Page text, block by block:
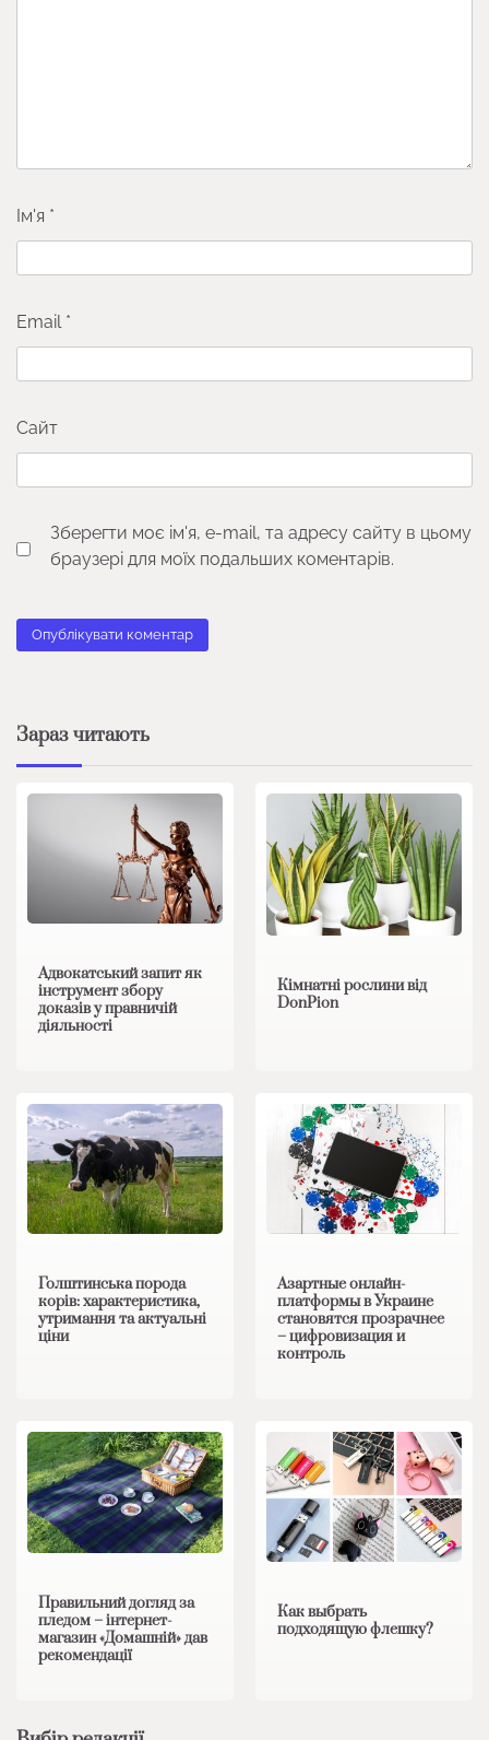
Ім'я *
Email *
Сайт
Зберегти моє ім'я, e-mail, та адресу сайту в цьому
браузері для моїх подальших коментарів.
Зараз читають
Адвокатський запит як
інструмент збору
доказів у правничій
діяльності
Кімнатні рослини від
DonPion
Голштинська порода
корів: характеристика,
утримання та актуальні
ціни
Азартные онлайн-
платформы в Украине
становятся прозрачнее
– цифровизация и
контроль
Правильний догляд за
пледом – інтернет-
магазин «Домашній» дав
рекомендації
Как выбрать
подходящую флешку?